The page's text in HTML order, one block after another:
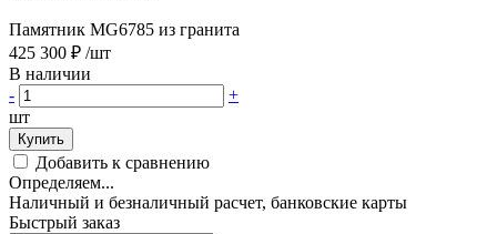
Памятник MG6785 из гранита
425 300 ₽ /шт
В наличии
-
+
шт
Купить
Добавить к сравнению
Определяем...
Наличный и безналичный расчет, банковские карты
Быстрый заказ